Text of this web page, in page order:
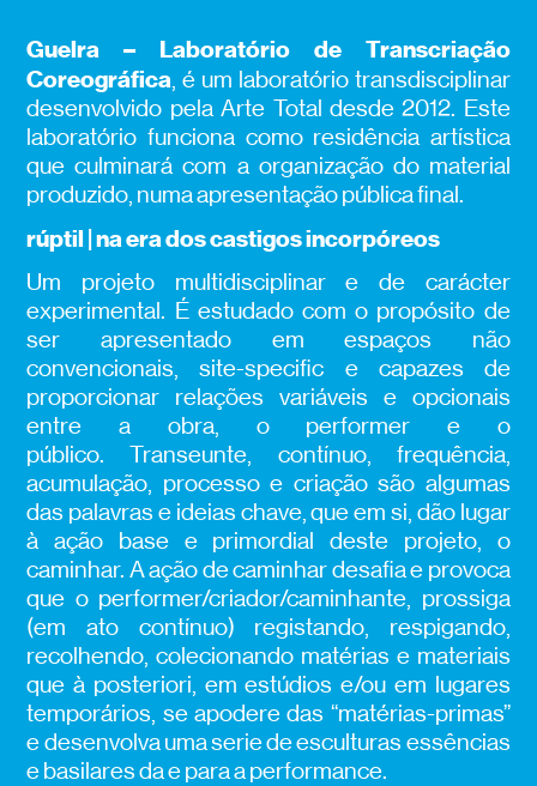
Guelra – Laboratório de Transcriação
Coreográfica, é um laboratório transdisciplinar
desenvolvido pela Arte Total desde 2012. Este
laboratório funciona como residência artística
que culminará com a organização do material
produzido, numa apresentação pública final.
rúptil | na era dos castigos incorpóreos
Um projeto multidisciplinar e de carácter
experimental. É estudado com o propósito de
ser apresentado em espaços não
convencionais, site-specific e capazes de
proporcionar relações variáveis e opcionais
entre a obra, o performer e o
público.Transeunte, contínuo, frequência,
acumulação, processo e criação são algumas
das palavras e ideias chave, que em si, dão lugar
à ação base e primordial deste projeto, o
caminhar. A ação de caminhar desafia e provoca
que o performer/criador/caminhante, prossiga
(em ato contínuo) registando, respigando,
recolhendo, colecionando matérias e materiais
que à posteriori, em estúdios e/ou em lugares
temporários, se apodere das “matérias-primas”
e desenvolva uma serie de esculturas essências
e basilares da e para a performance.